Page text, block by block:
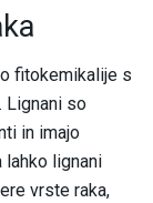
fitokemikalije s
Lignani so
in imajo
lahko lignani
vrste raka,